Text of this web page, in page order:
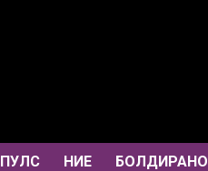
ПУЛС НИЕ БОЛДИРАНО